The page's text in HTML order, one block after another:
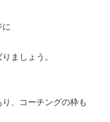
ましょう。
、コーチングの枠も